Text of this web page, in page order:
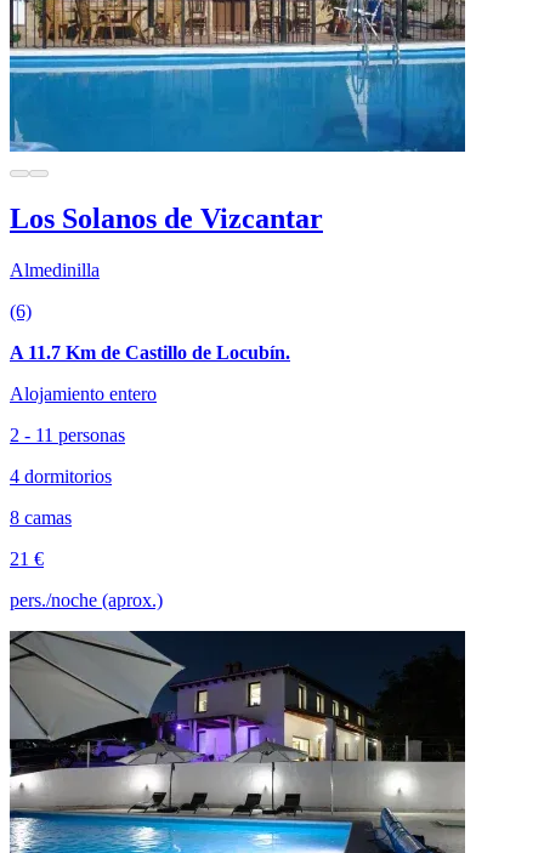
Los Solanos de Vizcantar
Almedinilla
(6)
A 11.7 Km de Castillo de Locubín.
Alojamiento entero
2 - 11 personas
4 dormitorios
8 camas
21 €
pers./noche (aprox.)